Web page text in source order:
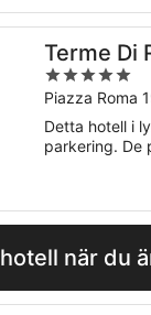
Terme Di
5
out
of
5
Piazza Roma
Detta hotell i
parkering. De
när du